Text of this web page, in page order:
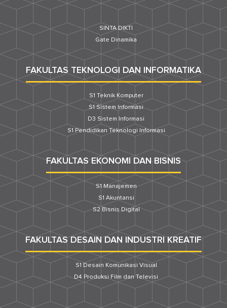
SINTA DIKTI
Gate Dinamika
FAKULTAS TEKNOLOGI DAN INFORMATIKA
S1 Teknik Komputer
S1 Sistem Informasi
D3 Sistem Informasi
S1 Pendidikan Teknologi Informasi
FAKULTAS EKONOMI DAN BISNIS
S1 Manajemen
S1 Akuntansi
S2 Bisnis Digital
FAKULTAS DESAIN DAN INDUSTRI KREATIF
S1 Desain Komunikasi Visual
D4 Produksi Film dan Televisi